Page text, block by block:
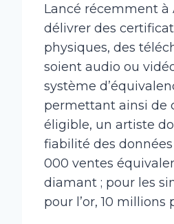
Lancé récemment à
délivrer des
physiques, des
soient audio ou
système
permettant ainsi de
éligible, un artiste
fiabilité des données
000 ventes
diamant ; pour les
pour l’or, 10